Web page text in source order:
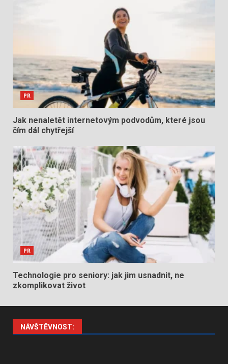
PR
Jak nenaletět internetovým podvodům, které jsou
čím dál chytřejší
PR
Technologie pro seniory: jak jim usnadnit, ne
zkomplikovat život
NÁVŠTĚVNOST: